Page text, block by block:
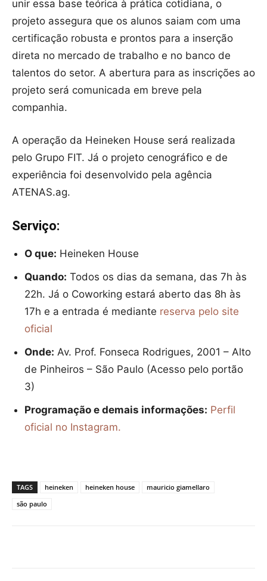
unir essa base teórica à prática cotidiana, o
projeto assegura que os alunos saiam com uma
certificação robusta e prontos para a inserção
direta no mercado de trabalho e no banco de
talentos do setor. A abertura para as inscrições ao
projeto será comunicada em breve pela
companhia.
A operação da Heineken House será realizada
pelo Grupo FIT. Já o projeto cenográfico e de
experiência foi desenvolvido pela agência
ATENAS.ag.
Serviço:
O que: Heineken House
Quando: Todos os dias da semana, das 7h às
22h. Já o Coworking estará aberto das 8h às
17h e a entrada é mediante reserva pelo site
oficial
Onde: Av. Prof. Fonseca Rodrigues, 2001 – Alto
de Pinheiros – São Paulo (Acesso pelo portão
3)
Programação e demais informações: Perfil
oficial no Instagram.
TAGS heineken heineken house
mauricio giamellaro
são paulo